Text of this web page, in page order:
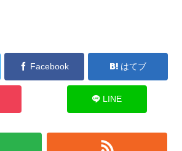
Facebook はてブ
LINE